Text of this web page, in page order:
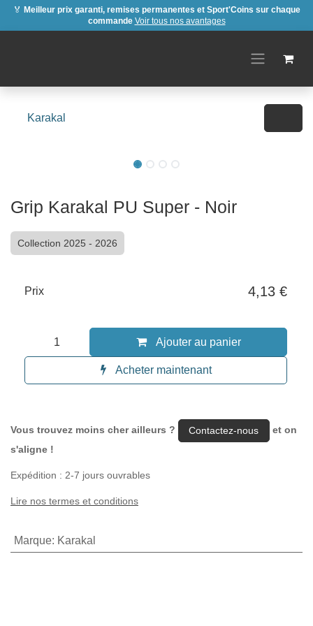
🏅 Meilleur prix garanti, remises permanentes et Sport'Coins sur chaque
commande Voir tous nos avantages
Karakal
Grip Karakal PU Super - Noir
Collection 2025 - 2026
Ajouter au panier
Acheter maintenant
Prix 4,13 €
Vous trouvez moins cher ailleurs ? Contactez-nous
et on
s'aligne !
Expédition : 2-7 jours ouvrables
Lire nos termes et conditions
Marque: Karakal